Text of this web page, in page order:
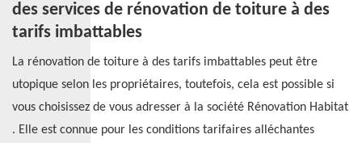
des services de rénovation de toiture à des
tarifs imbattables
La rénovation de toiture à des tarifs imbattables peut être
utopique selon les propriétaires, toutefois, cela est possible si
vous choisissez de vous adresser à la société Rénovation Habitat
. Elle est connue pour les conditions tarifaires alléchantes